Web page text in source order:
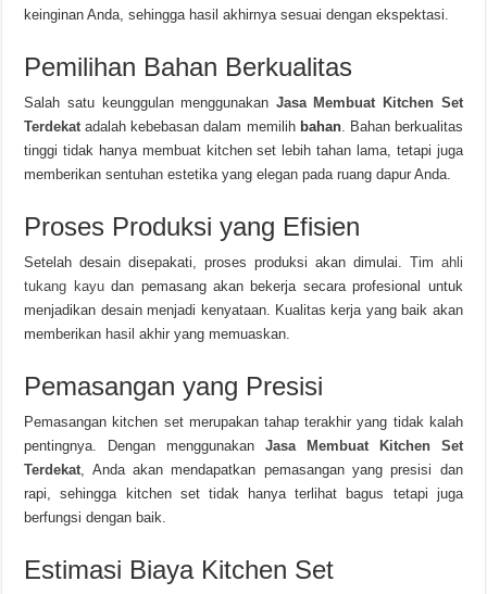
keinginan Anda, sehingga hasil akhirnya sesuai dengan ekspektasi.
Pemilihan Bahan Berkualitas
Salah satu keunggulan menggunakan Jasa Membuat Kitchen Set
Terdekatadalah kebebasan dalam memilih bahan. Bahan berkualitas
tinggi tidak hanya membuat kitchen set lebih tahan lama, tetapi juga
memberikan sentuhan estetika yang elegan pada ruang dapur Anda.
Proses Produksi yang Efisien
Setelah desain disepakati, proses produksi akan dimulai. Tim ahli
tukang kayudan pemasang akan bekerja secara profesional untuk
menjadikan desain menjadi kenyataan. Kualitas kerja yang baik akan
memberikan hasil akhir yang memuaskan.
Pemasangan yang Presisi
Pemasangan kitchen set merupakan tahap terakhir yang tidak kalah
pentingnya. Dengan menggunakan Jasa Membuat Kitchen Set
Terdekat, Anda akan mendapatkan pemasangan yang presisi dan
rapi, sehingga kitchen set tidak hanya terlihat bagus tetapi juga
berfungsi dengan baik.
Estimasi Biaya Kitchen Set